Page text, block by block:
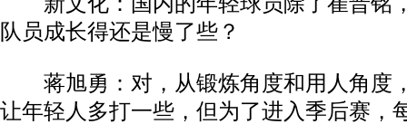
队员成长得还是慢了些？
蒋旭勇：对，从锻炼角度和用人角度
让年轻人多打一些，但为了进入季后赛，